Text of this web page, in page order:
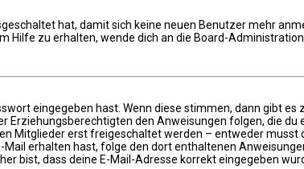
hat, damit sich keine neuen Benutzer mehr
Hilfe zu erhalten, wende dich an die Board-
eingegeben hast. Wenn diese stimmen, dann gibt es
Erziehungsberechtigten den Anweisungen folgen, die
Mitglieder erst freigeschaltet werden – entweder
erhalten hast, folge den dort enthaltenen
bist, dass deine E-Mail-Adresse korrekt eingegeben